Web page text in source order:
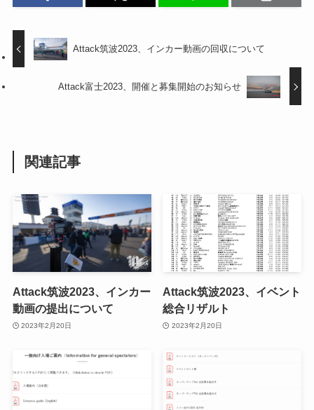
Attack筑波2023、インカー動画の回収について
Attack富士2023、開催と募集開始のお知らせ
関連記事
Attack筑波2023、インカー
動画の提出について
2023年2月20日
Attack筑波2023、イベント
総合リザルト
2023年2月20日